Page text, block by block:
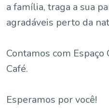
a família, traga a sua
agradáveis perto da
Contamos com Espaço
Café.
Esperamos por você!